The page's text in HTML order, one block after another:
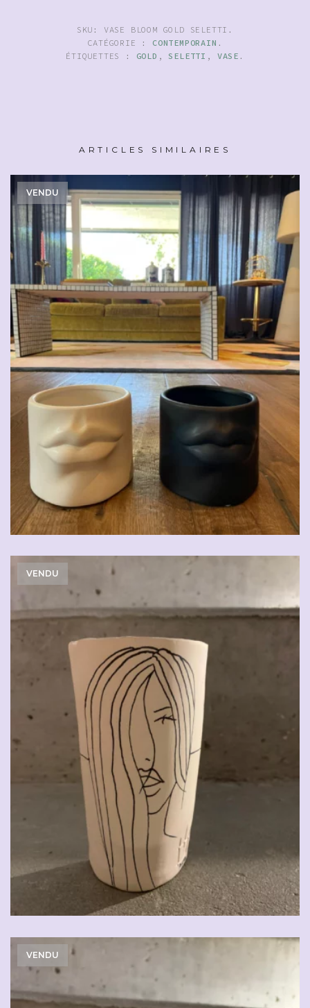
SKU: VASE BLOOM GOLD SELETTI .
CATÉGORIE : CONTEMPORAIN .
ÉTIQUETTES : GOLD ,SELETTI , VASE .
ARTICLES SIMILAIRES
VENDU
VENDU
VENDU